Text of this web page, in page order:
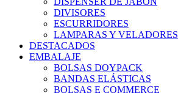
DIVISORES
ESCURRIDORES
LAMPARAS Y VELADORES
DESTACADOS
EMBALAJE
BOLSAS DOYPACK
BANDAS ELÁSTICAS
BOLSAS E COMMERCE